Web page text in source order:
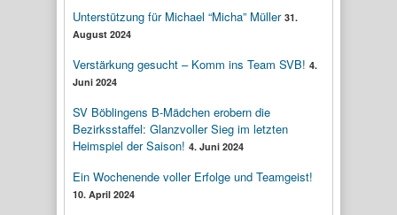
Unterstützung für Michael “Micha” Müller 31.
August 2024
Verstärkung gesucht – Komm ins Team SVB! 4.
Juni 2024
SV Böblingens B-Mädchen erobern die
Bezirksstaffel: Glanzvoller Sieg im letzten
Heimspiel der Saison! 4. Juni 2024
Ein Wochenende voller Erfolge und Teamgeist!
10. April 2024